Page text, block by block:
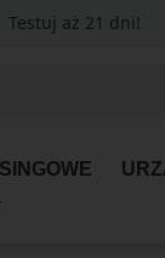
Testuj aż 21 dni!